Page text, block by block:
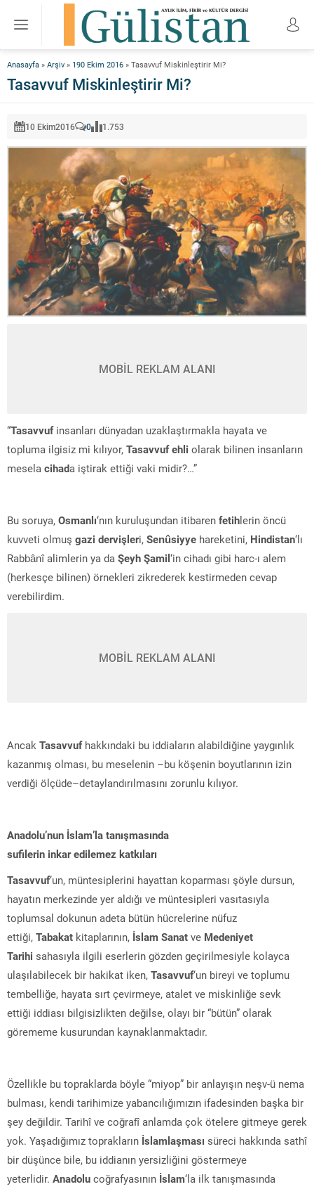
Anasayfa » Arşiv » 190 Ekim 2016 » Tasavvuf Miskinleştirir Mi?
Tasavvuf Miskinleştirir Mi?
10 Ekim2016 0 1.753
MOBİL REKLAM ALANI
“Tasavvufinsanları dünyadan uzaklaştırmakla hayata ve
topluma ilgisiz mi kılıyor, Tasavvuf ehli olarak bilinen insanların
mesela cihada iştirak ettiği vaki midir?…”
Bu soruya, Osmanlı‘nın kuruluşundan itibaren fetihlerin öncü
kuvveti olmuş gazi dervişleri, Senûsiyye hareketini, Hindistan‘lı
Rabbânî alimlerin ya da Şeyh Şamil‘in cihadı gibi harc-ı alem
(herkesçe bilinen) örnekleri zikrederek kestirmeden cevap
verebilirdim.
MOBİL REKLAM ALANI
Ancak Tasavvufhakkındaki bu iddiaların alabildiğine yaygınlık
kazanmış olması, bu meselenin –bu köşenin boyutlarının izin
verdiği ölçüde–detaylandırılmasını zorunlu kılıyor.
Anadolu’nun İslam’la tanışmasında
sufilerin inkar edilemez katkıları
Tasavvuf‘un, müntesiplerini hayattan koparması şöyle dursun,
hayatın merkezinde yer aldığı ve müntesipleri vasıtasıyla
toplumsal dokunun adeta bütün hücrelerine nüfuz
ettiği, Tabakat kitaplarının, İslam Sanat ve Medeniyet
Tarihi sahasıyla ilgili eserlerin gözden geçirilmesiyle kolayca
ulaşılabilecek bir hakikat iken, Tasavvuf‘un bireyi ve toplumu
tembelliğe, hayata sırt çevirmeye, atalet ve miskinliğe sevk
ettiği iddiası bilgisizlikten değilse, olayı bir “bütün” olarak
görememe kusurundan kaynaklanmaktadır.
Özellikle bu topraklarda böyle “miyop” bir anlayışın neşv-ü nema
bulması, kendi tarihimize yabancılığımızın ifadesinden başka bir
şey değildir. Tarihî ve coğrafî anlamda çok ötelere gitmeye gerek
yok. Yaşadığımız toprakların İslamlaşması süreci hakkında sathî
bir düşünce bile, bu iddianın yersizliğini göstermeye
yeterlidir. Anadolu coğrafyasının İslam‘la ilk tanışmasında